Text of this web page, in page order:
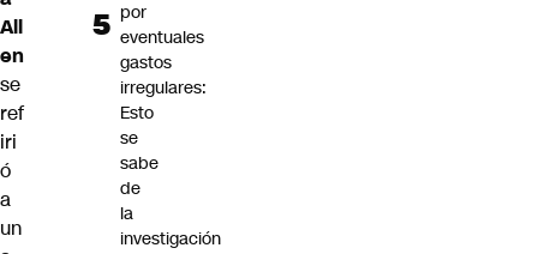
All
en
se
ref
iri
ó
a
un
por
eventuales
gastos
irregulares:
Esto
se
sabe
de
la
investigación